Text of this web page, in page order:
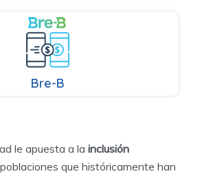
Bre-B
le apuesta a la inclusión
que históricamente han